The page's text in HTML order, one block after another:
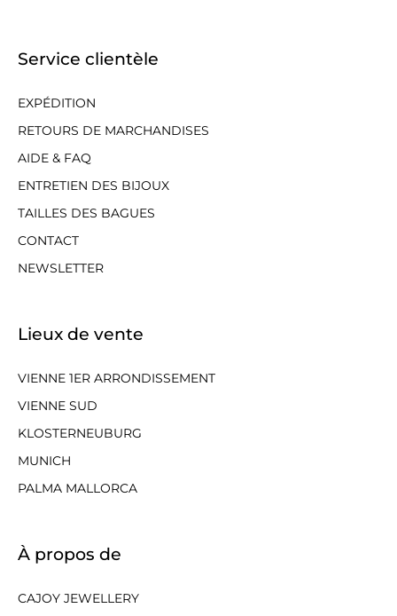
Service clientèle
EXPÉDITION
RETOURS DE MARCHANDISES
AIDE & FAQ
ENTRETIEN DES BIJOUX
TAILLES DES BAGUES
CONTACT
NEWSLETTER
Lieux de vente
VIENNE 1ER ARRONDISSEMENT
VIENNE SUD
KLOSTERNEUBURG
MUNICH
PALMA MALLORCA
À propos de
CAJOY JEWELLERY